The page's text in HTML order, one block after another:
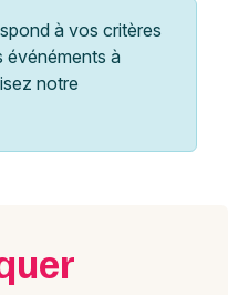
à vos critères
événéments à
notre
Effacer les dates